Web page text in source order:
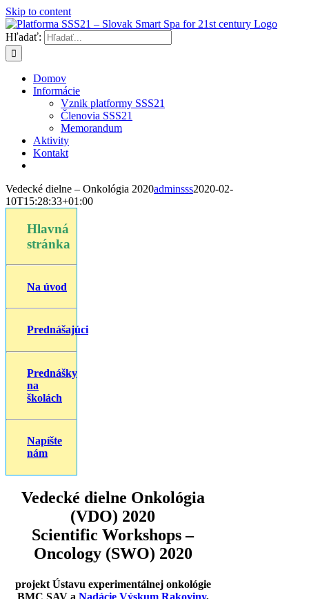
Skip to content
Hľadať:
Domov
Informácie
Vznik platformy SSS21
Členovia SSS21
Memorandum
Aktivity
Kontakt
Vedecké dielne – Onkológia 2020adminsss2020-02-
10T15:28:33+01:00
Hlavná
stránka
Na úvod
Prednášajúci
Prednášky
na
školách
Napíšte
nám
Vedecké dielne Onkológia
(VDO) 2020
Scientific Workshops –
Oncology (SWO) 2020
projekt Ústavu experimentálnej onkológie
BMC SAV a Nadácie Výskum Rakoviny,